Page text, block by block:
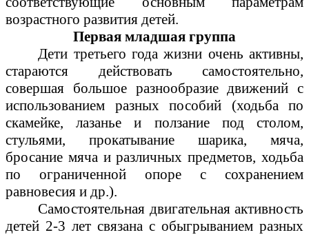
возрастного развития детей.
Первая младшая группа
Дети третьего года жизни очень активны,
стараются действовать самостоятельно,
совершая большое разнообразие движений с
использованием разных пособий (ходьба по
скамейке, лазанье и ползание под столом,
стульями, прокатывание шарика, мяча,
бросание мяча и различных предметов, ходьба
по ограниченной опоре с сохранением
равновесия и др.).
Самостоятельная двигательная активность
детей 2-3 лет связана с обыгрыванием разных